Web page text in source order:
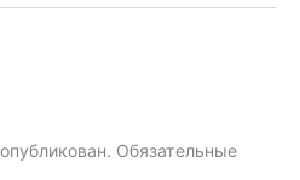
Обязательные